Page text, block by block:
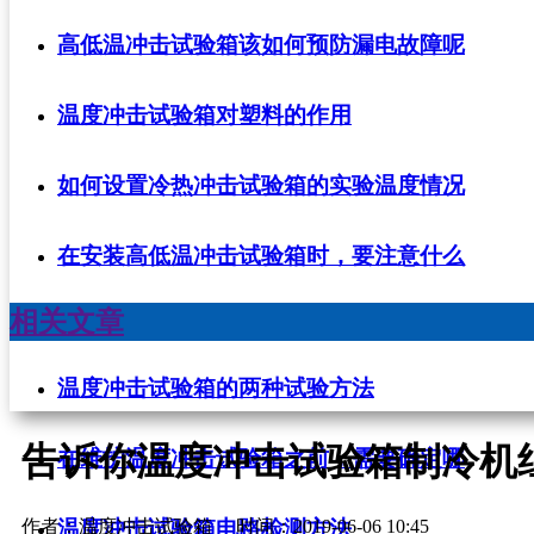
高低温冲击试验箱该如何预防漏电故障呢
温度冲击试验箱对塑料的作用
如何设置冷热冲击试验箱的实验温度情况
在安装高低温冲击试验箱时，要注意什么
相关文章
温度冲击试验箱的两种试验方法
在维护温度冲击试验箱之前，需要确定哪
温度冲击试验箱电路检测方法
告诉你温度冲击试验箱制冷机
作者：温度冲击试验箱 时间：2019-06-06 10:45